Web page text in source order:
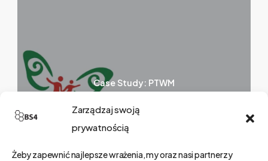
Zarządzaj swoją
prywatnością
Żeby zapewnić najlepsze wrażenia, my oraz nasi partnerzy
Case Study: PTWM